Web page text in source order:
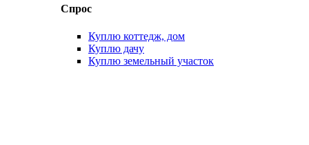
Спрос
Куплю коттедж, дом
Куплю дачу
Куплю земельный участок